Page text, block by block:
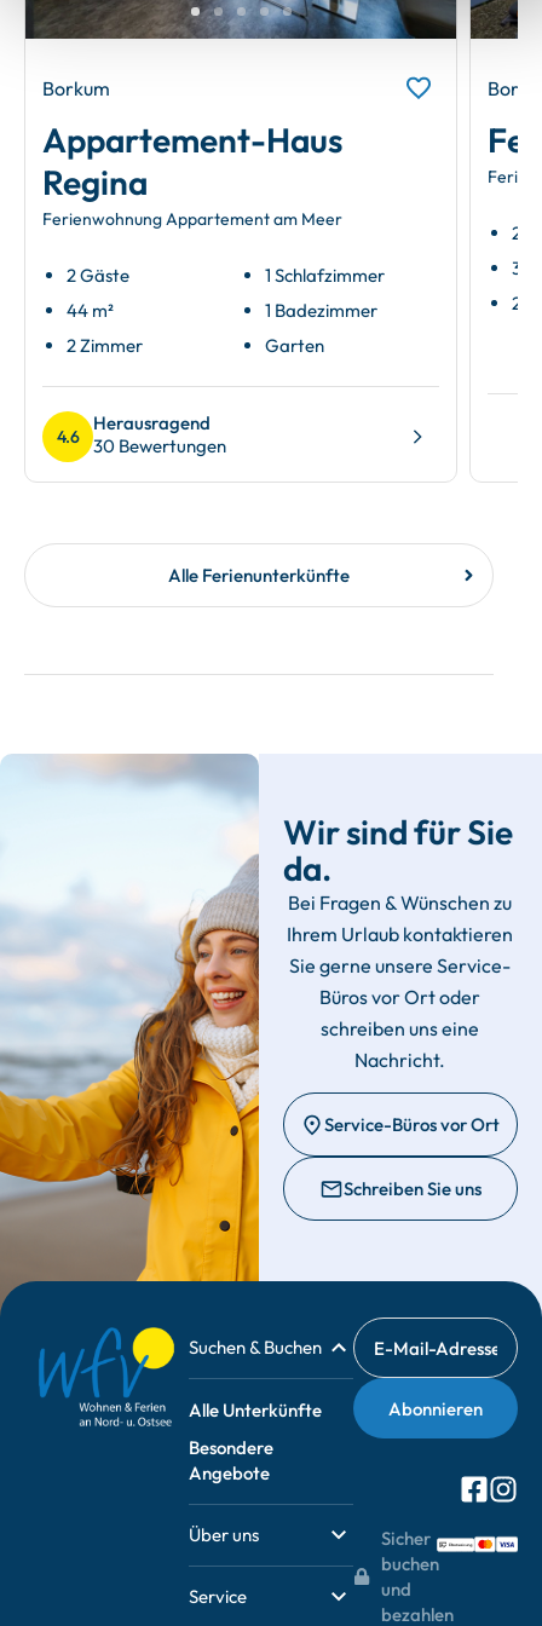
Borkum
Appartement-Haus
Regina
Ferienwohnung Appartement am Meer
2 Gäste
44 m²
2 Zimmer
1 Schlafzimmer
1 Badezimmer
Garten
4.6
Herausragend
30 Bewertungen
2
32
2
Alle Ferienunterkünfte
Wir sind für Sie
da.
Bei Fragen & Wünschen zu
Ihrem Urlaub kontaktieren
Sie gerne unsere Service-
Büros vor Ort oder
schreiben uns eine
Nachricht.
Service-Büros vor Ort
Schreiben Sie uns
Suchen & Buchen
Alle Unterkünfte
Besondere
Angebote
Über uns
Service
Sicher
buchen
und
bezahlen